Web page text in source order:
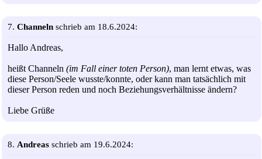
7. Channeln schrieb am 18.6.2024:
Hallo Andreas,
heißt Channeln (im Fall einer toten Person), man lernt etwas, was
diese Person/Seele wusste/konnte, oder kann man tatsächlich mit
dieser Person reden und noch Beziehungsverhältnisse ändern?
Liebe Grüße
8. Andreas schrieb am 19.6.2024: